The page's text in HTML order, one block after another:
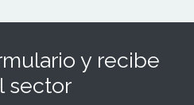
y recibe
sector